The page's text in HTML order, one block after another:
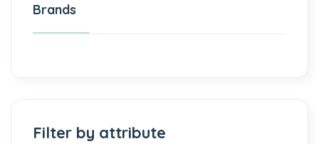
Brands
Filter by attribute